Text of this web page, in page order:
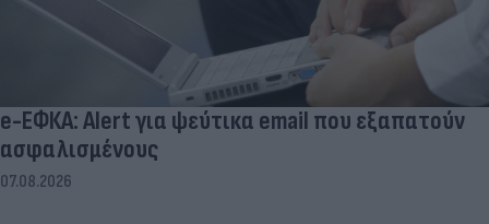
e-ΕΦΚΑ: Alert για ψεύτικα email που εξαπατούν
ασφαλισμένους
07.08.2026